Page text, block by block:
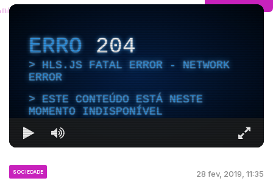
ERRO204
HLS.JS FATAL ERROR - NETWORK
ERROR
ESTE CONTEÚDO ESTÁ NESTE
MOMENTO INDISPONÍVEL
SOCIEDADE 28 fev, 2019, 11:35